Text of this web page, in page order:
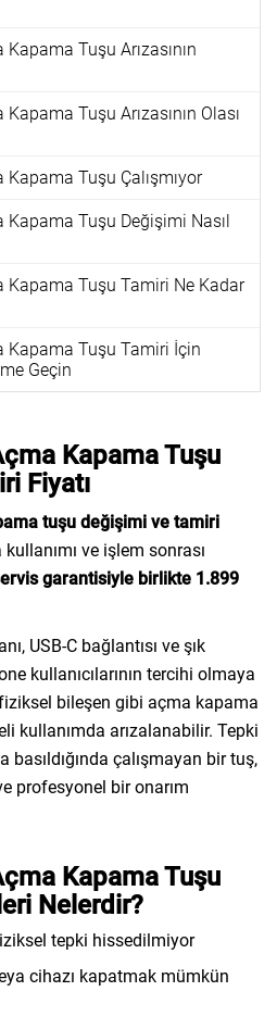
Tuşu Arızasının
Tuşu Arızasının Olası
Tuşu Çalışmıyor
Kapama Tuşu Değişimi Nasıl
Kapama Tuşu Tamiri Ne Kadar
Kapama Tuşu Tamiri İçin
Geçin
Kapama Tuşu
Fiyatı
tuşu değişimi ve tamiri
ve işlem sonrası
garantisiyle birlikte 1.899
USB-C bağlantısı ve şık
kullanıcılarının tercihi olmaya
bileşen gibi açma kapama
kullanımda arızalanabilir. Tepki
basıldığında çalışmayan bir tuş,
profesyonel bir onarım
Kapama Tuşu
Nelerdir?
tepki hissedilmiyor
cihazı kapatmak mümkün